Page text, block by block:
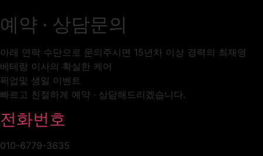
예약 · 상담문의
아래 연락 수단으로 문의주시면 15년차 이상 경력의 최재영
베테랑 이사의 확실한 케어
픽업및 생일 이벤트
빠르고 친절하게 예약 · 상담해드리겠습니다.
전화번호
010-6779-3635